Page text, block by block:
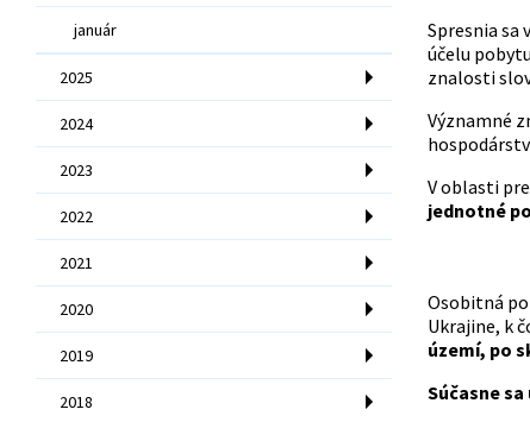
január
2025
2024
2023
2022
2021
2020
2019
2018
Spresnia sa
účelu
znalosti
Významné
V oblasti
jednotné
Osobitná
Ukrajine, k
území, po
Súčasne